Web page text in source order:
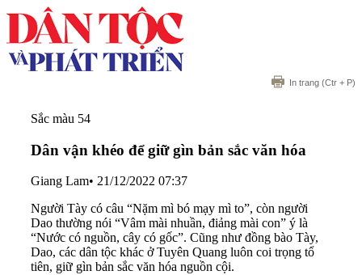
In trang (Ctr + P)
Sắc màu 54
Dân vận khéo để giữ gìn bản sắc văn hóa
Giang Lam• 21/12/2022 07:37
Người Tày có câu “Nặm mì bó mạy mì to”, còn người
Dao thường nói “Vâm mài nhuần, điảng mài con” ý là
“Nước có nguồn, cây có gốc”. Cũng như đồng bào Tày,
Dao, các dân tộc khác ở Tuyên Quang luôn coi trọng tổ
tiên, giữ gìn bản sắc văn hóa nguồn cội.